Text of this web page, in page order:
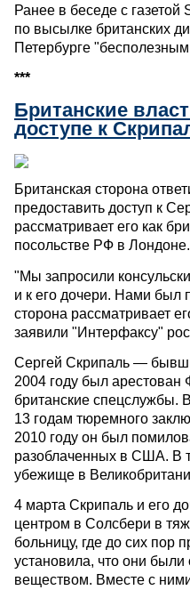
Ранее в беседе с
по высылке британских
Петербурге
***
Британские
доступе к
Британская сторона
предоставить доступ к
рассматривает его как
посольстве РФ в Лондоне.
"Мы запросили
и к его дочери. Нами был
сторона рассматривает
заявили "Интерфаксу"
Сергей Скрипаль —
2004 году был
британские спецслужбы.
13 годам тюремного
2010 году он был
разоблаченных в США. В
убежище в
4 марта Скрипаль и его
центром в Солсбери в
больницу, где до сих пор
установила, что они
веществом. Вместе с